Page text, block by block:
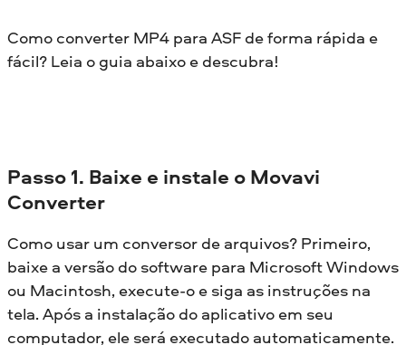
Como converter MP4 para ASF de forma rápida e
fácil? Leia o guia abaixo e descubra!
Passo 1. Baixe e instale o Movavi
Converter
Como usar um conversor de arquivos? Primeiro,
baixe a versão do software para Microsoft Windows
ou Macintosh, execute-o e siga as instruções na
tela. Após a instalação do aplicativo em seu
computador, ele será executado automaticamente.